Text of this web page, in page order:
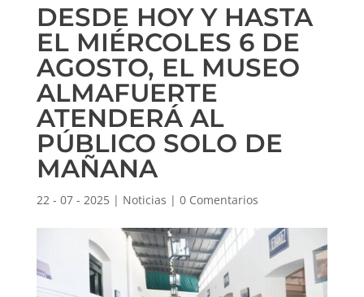
DESDE HOY Y HASTA
EL MIÉRCOLES 6 DE
AGOSTO, EL MUSEO
ALMAFUERTE
ATENDERÁ AL
PÚBLICO SOLO DE
MAÑANA
22 - 07 - 2025| Noticias | 0 Comentarios